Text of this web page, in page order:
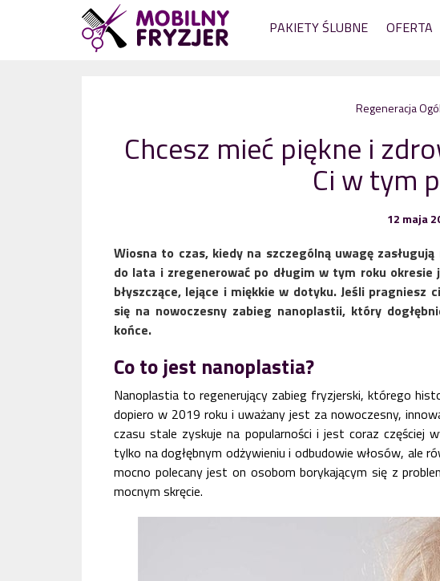
PAKIETY ŚLUBNE OFERTA
Regeneracja
Chcesz mieć piękne i
Ci w tym
12 maja
Wiosna to czas, kiedy na szczególną uwagę
do lata i zregenerować po długim w tym roku okresie
błyszczące, lejące i miękkie w dotyku. Jeśli pragniesz
się na nowoczesny zabieg nanoplastii, który
końce.
Co to jest nanoplastia?
Nanoplastia to regenerujący zabieg fryzjerski, którego
dopiero w 2019 roku i uważany jest za nowoczesny,
czasu stale zyskuje na popularności i jest coraz częściej
tylko na dogłębnym odżywieniu i odbudowie włosów, ale
mocno polecany jest on osobom borykającym się z
mocnym skręcie.